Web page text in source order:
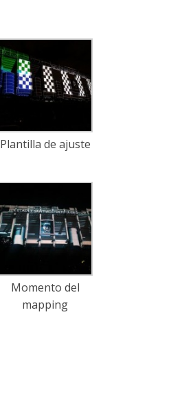
Plantilla de ajuste
Momento del
mapping